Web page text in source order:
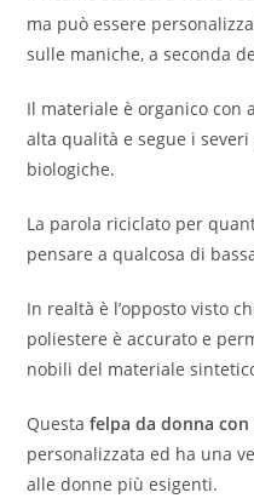
ma può essere
sulle maniche, a seconda
Il materiale è organico con
alta qualità e segue i
biologiche.
La parola riciclato per
pensare a qualcosa di
In realtà è l’opposto visto
poliestere è accurato e
nobili del materiale
Questafelpa da donna con
personalizzata ed ha una
alle donne più esigenti.